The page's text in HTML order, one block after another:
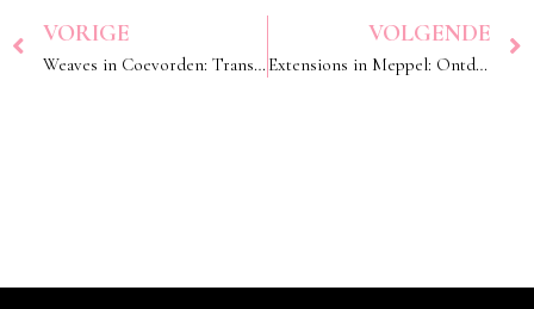
VORIGE
Weaves in Coevorden: Transformeer je Kapsel
VOLGENDE
Extensions in Meppel: Ontdek de Magie van Lang en Weelderig Haar